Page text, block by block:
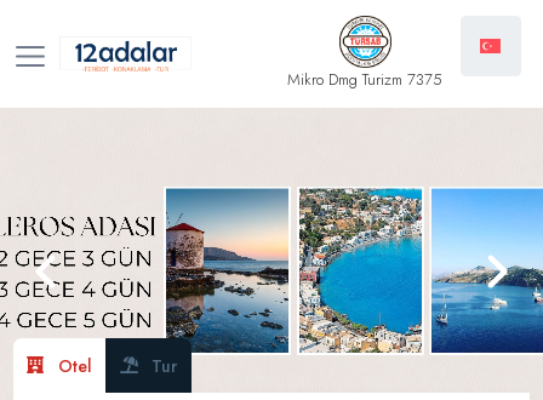
Mikro Dmg Turizm 7375
Previous Next
Otel Tur